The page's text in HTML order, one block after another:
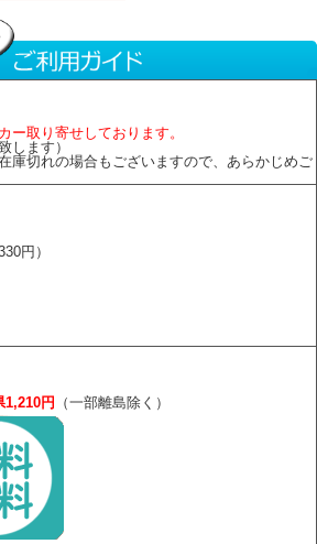
ー取り寄せしております。
します）
庫切れの場合もございますので、あらかじめご
円）
1,210円 （一部離島除く）